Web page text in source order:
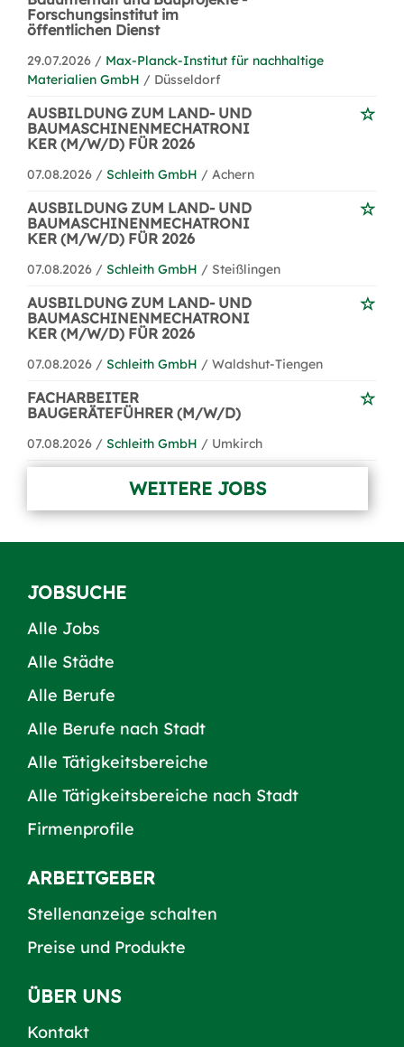
Forschungsinstitut im
öffentlichen Dienst
29.07.2026 / Max-Planck-Institut für nachhaltige
Materialien GmbH / Düsseldorf
AUSBILDUNG ZUM LAND- UND
BAUMASCHINENMECHATRONI
KER (M/W/D) FÜR 2026
07.08.2026 / Schleith GmbH / Achern
AUSBILDUNG ZUM LAND- UND
BAUMASCHINENMECHATRONI
KER (M/W/D) FÜR 2026
07.08.2026 / Schleith GmbH / Steißlingen
AUSBILDUNG ZUM LAND- UND
BAUMASCHINENMECHATRONI
KER (M/W/D) FÜR 2026
07.08.2026 / Schleith GmbH / Waldshut-Tiengen
FACHARBEITER
BAUGERÄTEFÜHRER (M/W/D)
07.08.2026 / Schleith GmbH / Umkirch
WEITERE JOBS
JOBSUCHE
Alle Jobs
Alle Städte
Alle Berufe
Alle Berufe nach Stadt
Alle Tätigkeitsbereiche
Alle Tätigkeitsbereiche nach Stadt
Firmenprofile
ARBEITGEBER
Stellenanzeige schalten
Preise und Produkte
ÜBER UNS
Kontakt